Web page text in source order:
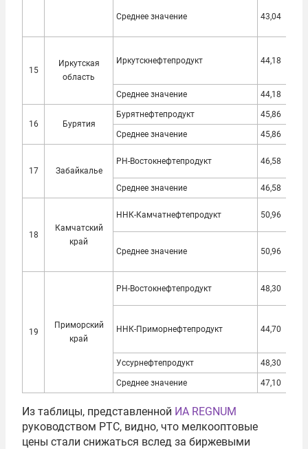
Среднее значение 43,04
15
Иркутская
область
Иркутскнефтепродукт 44,18
Среднее значение 44,18
16 Бурятия
Бурятнефтепродукт 45,86
Среднее значение 45,86
17 Забайкалье
РН-Востокнефтепродукт 46,58
Среднее значение 46,58
18
Камчатский
край
ННК-Камчатнефтепродукт 50,96
Среднее значение 50,96
19
Приморский
край
РН-Востокнефтепродукт 48,30
ННК-Приморнефтепродукт 44,70
Уссурнефтепродукт 48,30
Среднее значение 47,10
Из таблицы, представленной ИА REGNUM
руководством РТС, видно, что мелкооптовые
цены стали снижаться вслед за биржевыми